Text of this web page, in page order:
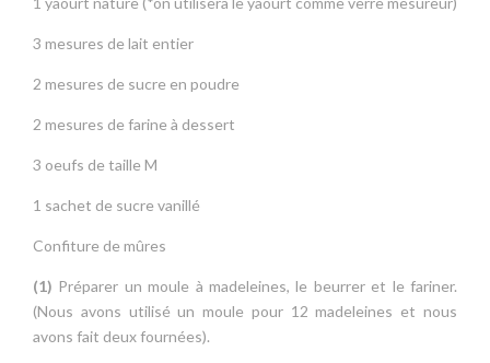
3 mesures de lait entier
2 mesures de sucre en poudre
2 mesures de farine à dessert
3 oeufs de taille M
1 sachet de sucre vanillé
Confiture de mûres
(1) Préparer un moule à madeleines, le beurrer et le fariner.
(Nous avons utilisé un moule pour 12 madeleines et nous
avons fait deux fournées).